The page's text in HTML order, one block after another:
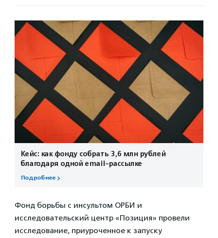
Кейс: как фонду собрать 3,6 млн рублей
благодаря одной email-рассылке
Подробнее
Фонд борьбы с инсультом ОРБИ и
исследовательский центр «Позиция» провели
исследование, приуроченное к запуску